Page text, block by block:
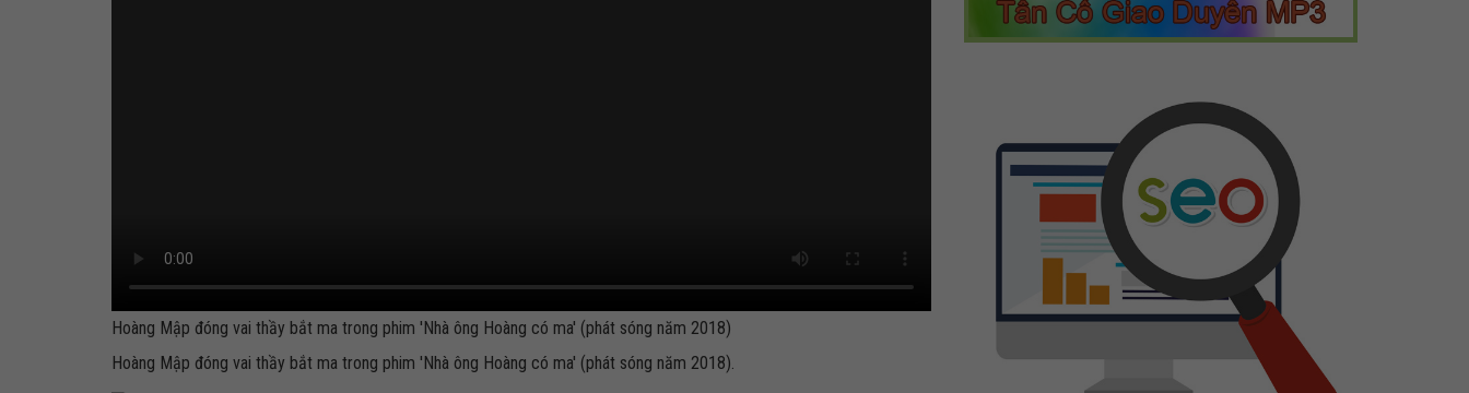
Hoàng Mập đóng vai thầy bắt ma trong phim 'Nhà ông Hoàng có ma' (phát sóng năm 2018)
Hoàng Mập đóng vai thầy bắt ma trong phim 'Nhà ông Hoàng có ma' (phát sóng năm 2018).